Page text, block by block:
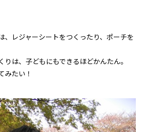
、レジャーシートをつくったり、ポーチを
りは、子どもにもできるほどかんたん。
みたい！